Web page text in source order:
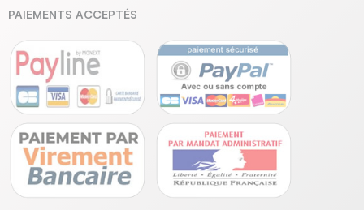
PAIEMENTS ACCEPTÉS